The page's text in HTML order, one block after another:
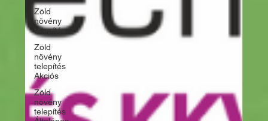
Zöld
növény
telepítés
Zöld
növény
telepítés
Akciós
Zöld
növény
telepítés